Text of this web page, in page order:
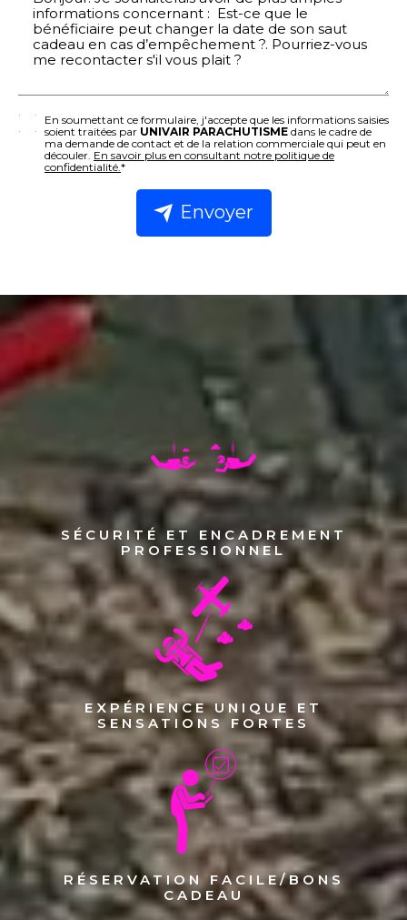
En soumettant ce formulaire, j'accepte que les informations saisies
soient traitées par UNIVAIR PARACHUTISME dans le cadre de
ma demande de contact et de la relation commerciale qui peut en
découler. En savoir plus en consultant notre politique de
confidentialité. *
Envoyer
SÉCURITÉ ET ENCADREMENT
PROFESSIONNEL
EXPÉRIENCE UNIQUE ET
SENSATIONS FORTES
RÉSERVATION FACILE/BONS
CADEAU